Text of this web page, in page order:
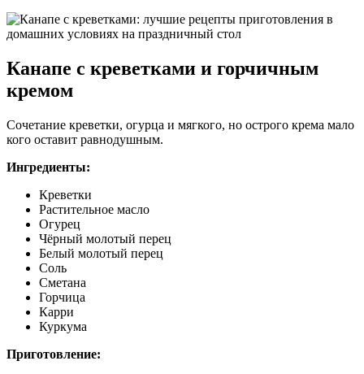
Канапе с креветками и горчичным
кремом
Сочетание креветки, огурца и мягкого, но острого крема мало
кого оставит равнодушным.
Ингредиенты:
Креветки
Растительное масло
Огурец
Чёрный молотый перец
Белый молотый перец
Соль
Сметана
Горчица
Карри
Куркума
Приготовление: